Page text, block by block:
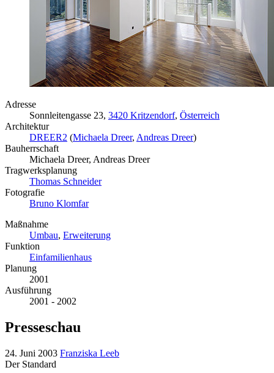
Adresse
Sonnleitengasse 23, 3420 Kritzendorf, Österreich
Architektur
DREER2 (Michaela Dreer, Andreas Dreer)
Bauherrschaft
Michaela Dreer, Andreas Dreer
Tragwerksplanung
Thomas Schneider
Fotografie
Bruno Klomfar
Maßnahme
Umbau, Erweiterung
Funktion
Einfamilienhaus
Planung
2001
Ausführung
2001 - 2002
Presseschau
24. Juni 2003 Franziska Leeb
Der Standard